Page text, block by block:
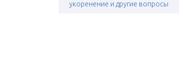
укоренение и другие вопросы